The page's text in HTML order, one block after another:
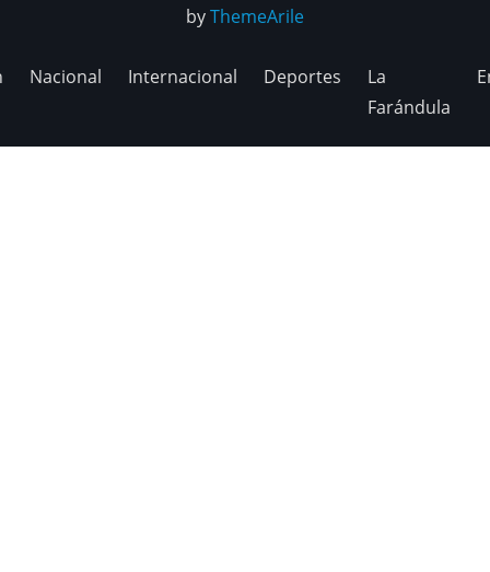
byThemeArile
Nacional Internacional Deportes
La
Farándula